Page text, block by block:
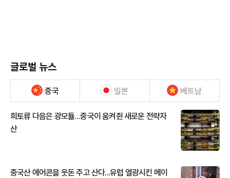
글로벌 뉴스
중국 일본 베트남
희토류 다음은 광모듈…중국이 움켜쥔 새로운 전략자
산
중국산 에어콘을 웃돈 주고 산다...유럽 열광시킨 메이